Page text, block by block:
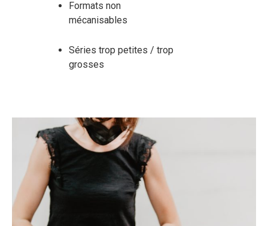
Formats non
mécanisables
Séries trop petites / trop
grosses